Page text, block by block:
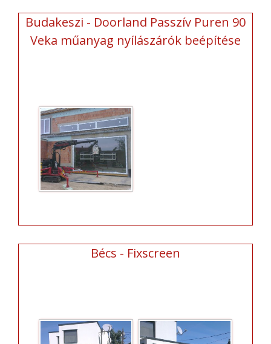
Budakeszi - Doorland Passzív Puren 90
Veka műanyag nyílászárók beépítése
Bécs - Fixscreen